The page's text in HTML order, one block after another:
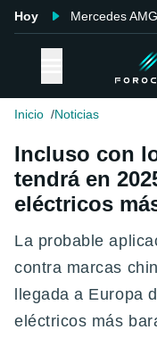
Hoy Mercedes AMG
Inicio Noticias
Incluso con
tendrá en
eléctricos
La probable
contra marcas
llegada a Europa
eléctricos más